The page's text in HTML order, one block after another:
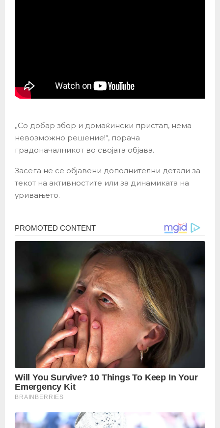
„Со добар збор и домаќински пристап, нема
невозможно решение!“, порача
градоначалникот во својата објава.
Засега не се објавени дополнителни детали за
текот на активностите или за динамиката на
уривањето.